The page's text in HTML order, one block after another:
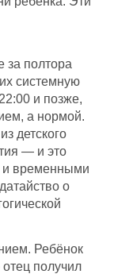
за полтора
системную
и позже,
а нормой.
детского
— и это
и временными
о
Ребёнок
получил